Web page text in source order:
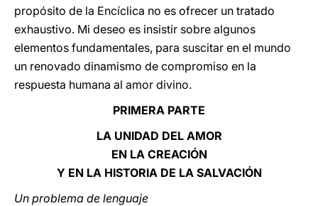
propósito de la Encíclica no es ofrecer un tratado
exhaustivo. Mi deseo es insistir sobre algunos
elementos fundamentales, para suscitar en el mundo
un renovado dinamismo de compromiso en la
respuesta humana al amor divino.
PRIMERA PARTE
LA UNIDAD DEL AMOR
EN LA CREACIÓN
Y EN LA HISTORIA DE LA SALVACIÓN
Un problema de lenguaje